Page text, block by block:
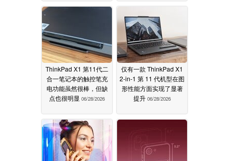
ThinkPad X1 第11代二
合一笔记本的触控笔充
电功能虽然很棒，但缺
点也很明显 06/28/2026
仅有一款 ThinkPad X1
2-in-1 第 11 代机型在图
形性能方面实现了显著
提升 06/28/2026